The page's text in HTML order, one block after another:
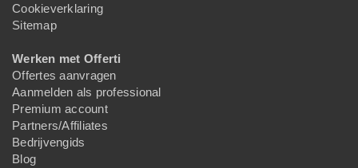
Cookieverklaring
Sitemap
Werken met Offerti
Offertes aanvragen
Aanmelden als professional
Premium account
Partners/Affiliates
Bedrijvengids
Blog